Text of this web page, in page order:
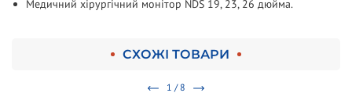
Медичний хірургічний монітор NDS 19, 23, 26 дюйма.
СХОЖІ ТОВАРИ
1 / 8